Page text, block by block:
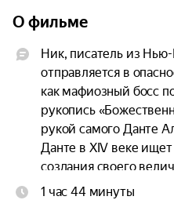
О фильме
Ник, писатель из Нью-
отправляется в
как мафиозный босс
рукопись
рукой самого Данте
Данте в XIV веке
создания своего
Каждого из мужчин
1 час 44 минуты